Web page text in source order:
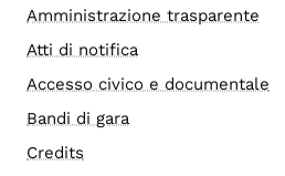
Amministrazione trasparente
Atti di notifica
Accesso civico e documentale
Bandi di gara
Credits